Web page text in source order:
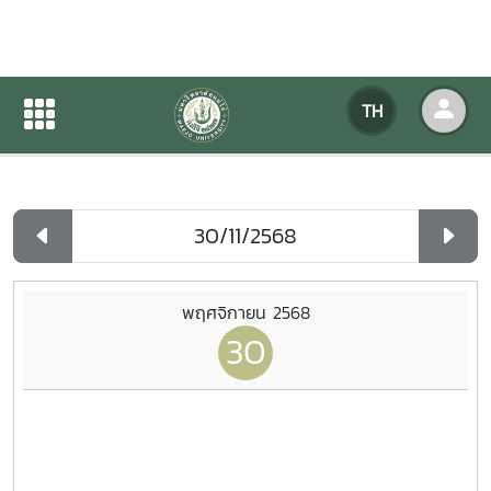
TH
ปฏิทินกิจกรรมของหน่วยงาน
ปฏิทินกิจกรรมของหน่วยงาน
พฤศจิกายน 2568
30